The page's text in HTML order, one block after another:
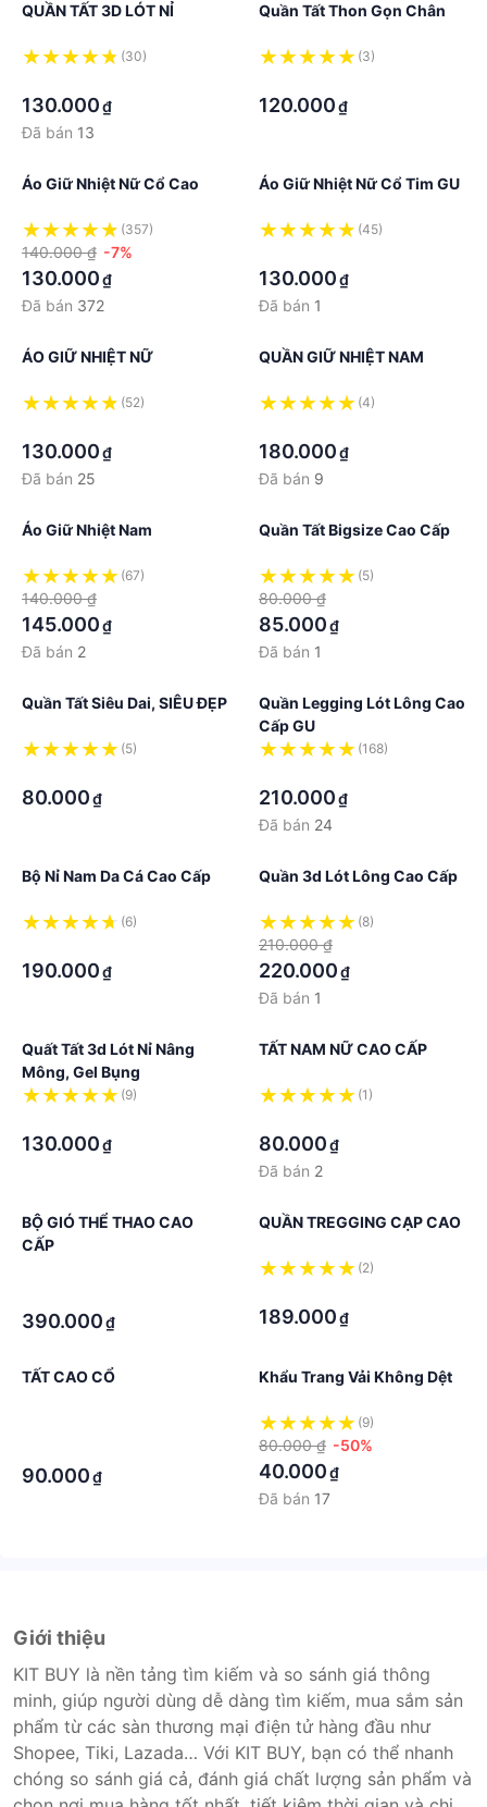
QUẦN TẤT 3D LÓT NỈ
(30)
130.000₫
Đã bán 13
Quần Tất Thon Gọn Chân
(3)
120.000₫
Áo Giữ Nhiệt Nữ Cổ Cao
(357)
140.000 ₫ -7%
130.000₫
Đã bán 372
Áo Giữ Nhiệt Nữ Cổ Tim GU
(45)
130.000₫
Đã bán 1
ÁO GIỮ NHIỆT NỮ
(52)
130.000₫
Đã bán 25
QUẦN GIỮ NHIỆT NAM
(4)
180.000₫
Đã bán 9
Áo Giữ Nhiệt Nam
(67)
140.000 ₫
145.000₫
Đã bán 2
Quần Tất Bigsize Cao Cấp
(5)
80.000 ₫
85.000₫
Đã bán 1
Quần Tất Siêu Dai, SIÊU ĐẸP
(5)
80.000₫
Quần Legging Lót Lông Cao
Cấp GU
(168)
210.000₫
Đã bán 24
Bộ Nỉ Nam Da Cá Cao Cấp
(6)
190.000₫
Quần 3d Lót Lông Cao Cấp
(8)
210.000 ₫
220.000₫
Đã bán 1
Quất Tất 3d Lót Nỉ Nâng
Mông, Gel Bụng
(9)
130.000₫
TẤT NAM NỮ CAO CẤP
(1)
80.000₫
Đã bán 2
BỘ GIÓ THỂ THAO CAO
CẤP
390.000₫
QUẦN TREGGING CẠP CAO
(2)
189.000₫
TẤT CAO CỔ
90.000₫
Khẩu Trang Vải Không Dệt
(9)
80.000 ₫ -50%
40.000₫
Đã bán 17
Giới thiệu
KIT BUY là nền tảng tìm kiếm và so sánh giá thông
minh, giúp người dùng dễ dàng tìm kiếm, mua sắm sản
phẩm từ các sàn thương mại điện tử hàng đầu như
Shopee, Tiki, Lazada… Với KIT BUY, bạn có thể nhanh
chóng so sánh giá cả, đánh giá chất lượng sản phẩm và